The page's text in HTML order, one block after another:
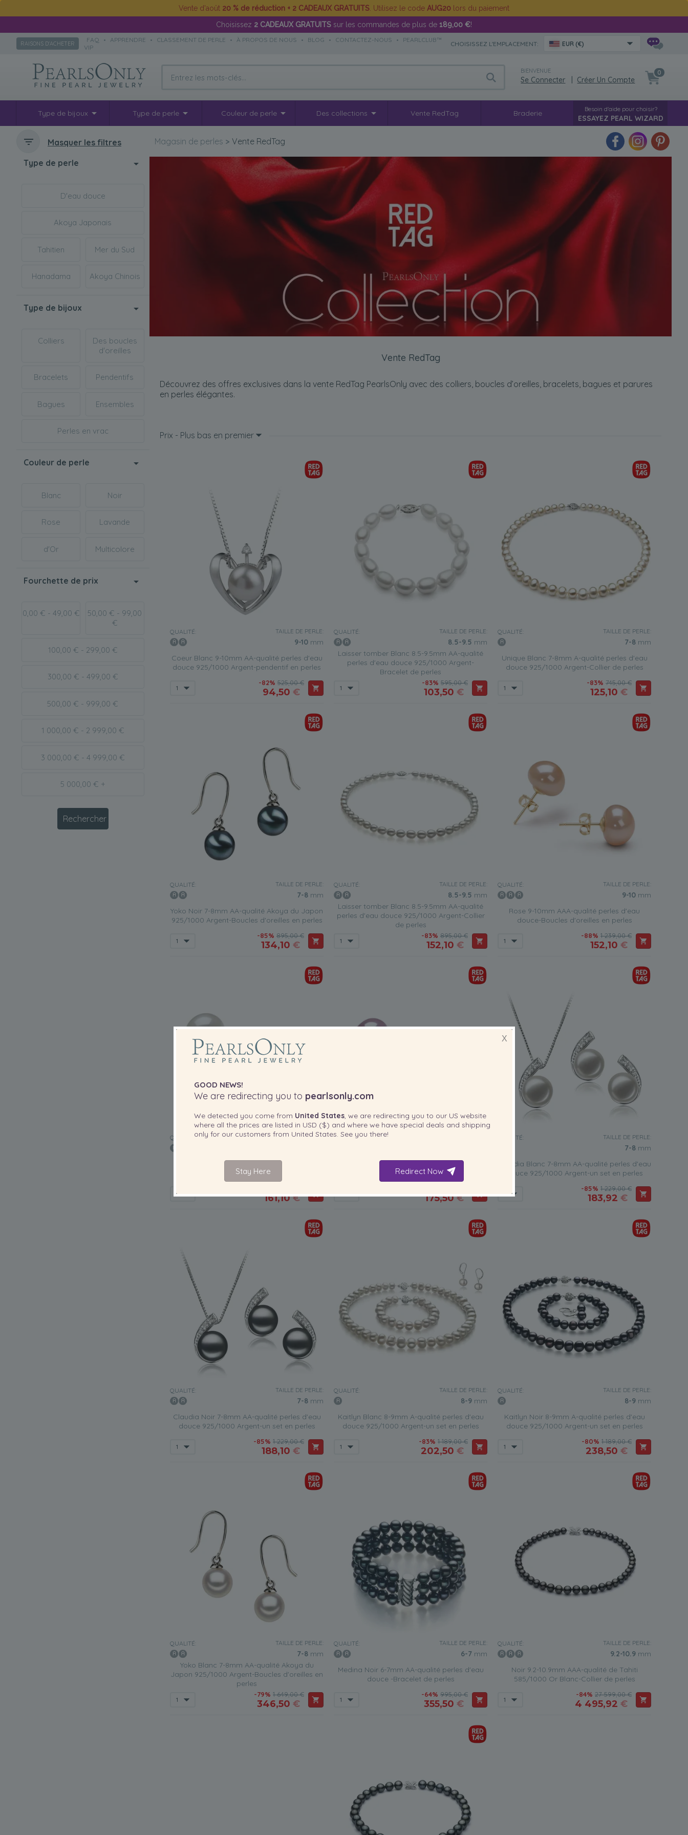
Vente d'août 20 % de réduction + 2 CADEAUX GRATUITS . Utilisez le code AUG20 lors du paiement
Choisissez 2 CADEAUX GRATUITS sur les commandes de plus de 189,00 €!
RAISONS D'ACHETER FAQ • APPRENDRE • CLASSEMENT DE PERLE • À PROPOS DE NOUS • BLOG • CONTACTEZ-NOUS •
PEARLCLUB™
VIP
CHOISISSEZ L'EMPLACEMENT: EUR (€)
BIENVENUE
Se Connecter Créer Un Compte
0
Type de bijoux Type de perle Couleur de perle Des collections Vente RedTag Braderie Besoin d'aide pour choisir?
ESSAYEZ PEARL WIZARD
Type de perle
D'eau douce
Akoya Japonais
Tahitien Mer du Sud
Hanadama Akoya Chinois
Type de bijoux
Colliers
Des boucles
d'oreilles
Bracelets Pendentifs
Bagues Ensembles
Perles en vrac
Couleur de perle
Blanc Noir
Rose Lavande
d'Or Multicolore
Fourchette de prix
0,00 € - 49,00 €
50,00 € - 99,00
€
100,00 € - 299,00 €
300,00 € - 499,00 €
500,00 € - 999,00 €
1 000,00 € - 2 999,00 €
3 000,00 € - 4 999,00 €
5 000,00 € +
Masquer les filtres Magasin de perles > Vente RedTag
Vente RedTag
Découvrez des offres exclusives dans la vente RedTag PearlsOnly avec des colliers, boucles d’oreilles, bracelets, bagues et parures
en perles élégantes.
Prix - Plus bas en premier
QUALITÉ: TAILLE DE PERLE:
9-10 mm
Coeur Blanc 9-10mm AA-qualité perles d'eau
douce 925/1000 Argent-pendentif en perles
-82% 525,00 €
94,50 €
QUALITÉ: TAILLE DE PERLE:
8.5-9.5 mm
Laisser tomber Blanc 8.5-9.5mm AA-qualité
perles d'eau douce 925/1000 Argent-
Bracelet de perles
-83% 595,00 €
103,50 €
QUALITÉ: TAILLE DE PERLE:
7-8 mm
Unique Blanc 7-8mm A-qualité perles d'eau
douce 925/1000 Argent-Collier de perles
-83% 745,00 €
125,10 €
QUALITÉ: TAILLE DE PERLE:
7-8 mm
Yoko Noir 7-8mm AA-qualité Akoya du Japon
925/1000 Argent-Boucles d'oreilles en perles
-85% 895,00 €
134,10 €
QUALITÉ: TAILLE DE PERLE:
8.5-9.5 mm
Laisser tomber Blanc 8.5-9.5mm AA-qualité
perles d'eau douce 925/1000 Argent-Collier
de perles
-83% 895,00 €
152,10 €
QUALITÉ: TAILLE DE PERLE:
9-10 mm
Rose 9-10mm AAA-qualité perles d'eau
douce-Boucles d'oreilles en perles
-88% 1 239,00 €
152,10 €
QUALITÉ: TAILLE DE PERLE:
Blanc 9-10mm AAA-qualité perles d'eau
douce-Boucles d'oreilles en perles
161,10€
QUALITÉ:
Lavande 9-9.5mm AAA-qualité perles d'eau
douce-Boucles d'oreilles en perles
175,50€
QUALITÉ: TAILLE DE PERLE:
7-8 mm
Claudia Blanc 7-8mm AA-qualité perles d'eau
douce 925/1000 Argent-un set en perles
-85% 1 229,00 €
183,92 €
QUALITÉ: TAILLE DE PERLE:
7-8 mm
Claudia Noir 7-8mm AA-qualité perles d'eau
douce 925/1000 Argent-un set en perles
-85% 1 229,00 €
188,10 €
QUALITÉ: TAILLE DE PERLE:
8-9 mm
Kaitlyn Blanc 8-9mm A-qualité perles d'eau
douce 925/1000 Argent-un set en perles
-83% 1 189,00 €
202,50 €
QUALITÉ: TAILLE DE PERLE:
8-9 mm
Kaitlyn Noir 8-9mm A-qualité perles d'eau
douce 925/1000 Argent-un set en perles
-80% 1 189,00 €
238,50 €
QUALITÉ: TAILLE DE PERLE:
7-8 mm
Yoko Blanc 7-8mm AA-qualité Akoya du
Japon 925/1000 Argent-Boucles d'oreilles en
perles
-79% 1 649,00 €
346,50 €
QUALITÉ: TAILLE DE PERLE:
6-7 mm
Medina Noir 6-7mm AA-qualité perles d'eau
douce -Bracelet de perles
-64% 995,00 €
355,50 €
QUALITÉ: TAILLE DE PERLE:
9.2-10.9 mm
Noir 9.2-10.9mm AAA-qualité de Tahiti
585/1000 Or Blanc-Collier de perles
-84% 27 599,00 €
4 495,92 €
X
GOOD NEWS!
We are redirecting you to pearlsonly.com
We detected you come from United States, we are redirecting you to our US website
where all the prices are listed in USD ($) and where we have special deals and shipping
only for our customers from United States . See you there!
Stay Here Redirect Now